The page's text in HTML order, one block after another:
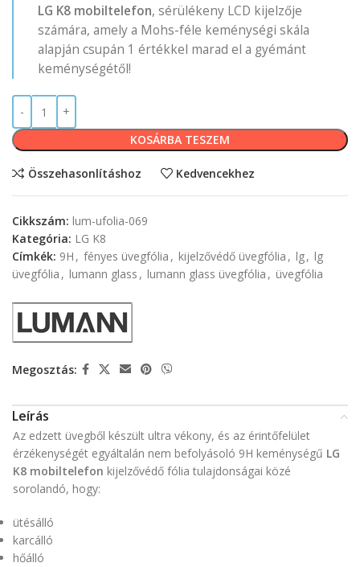
LG K8 mobiltelefon, sérülékeny LCD kijelzője
számára, amely a Mohs-féle keménységi skála
alapján csupán 1 értékkel marad el a gyémánt
keménységétől!
KOSÁRBA TESZEM
Összehasonlításhoz Kedvencekhez
Cikkszám: lum-ufolia-069
Kategória: LG K8
Címkék: 9H , fényes üvegfólia , kijelzővédő üvegfólia , lg, lg
üvegfólia , lumann glass , lumann glass üvegfólia , üvegfólia
Megosztás:
Leírás
Az edzett üvegből készült ultra vékony, és az érintőfelület
érzékenységét egyáltalán nem befolyásoló 9H keménységű LG
K8 mobiltelefon kijelzővédő fólia tulajdonságai közé
sorolandó, hogy:
ütésálló
karcálló
hőálló